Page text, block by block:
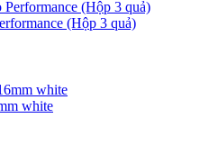
(Hộp 3 quả)
white